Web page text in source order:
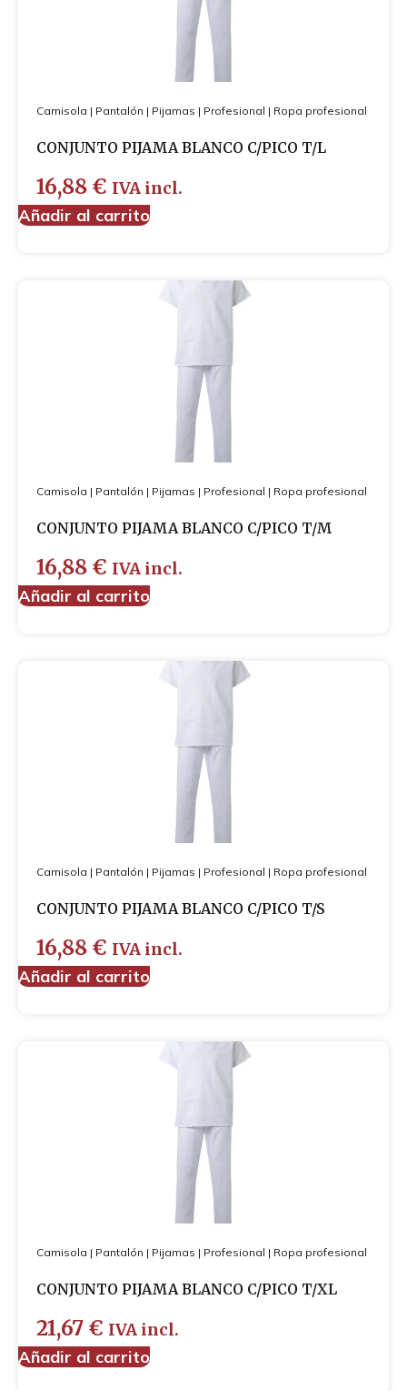
Camisola | Pantalón | Pijamas | Profesional | Ropa profesional
CONJUNTO PIJAMA BLANCO C/PICO T/L
16,88 € IVA incl.
Añadir al carrito
Camisola | Pantalón | Pijamas | Profesional | Ropa profesional
CONJUNTO PIJAMA BLANCO C/PICO T/M
16,88 € IVA incl.
Añadir al carrito
Camisola | Pantalón | Pijamas | Profesional | Ropa profesional
CONJUNTO PIJAMA BLANCO C/PICO T/S
16,88 € IVA incl.
Añadir al carrito
Camisola | Pantalón | Pijamas | Profesional | Ropa profesional
CONJUNTO PIJAMA BLANCO C/PICO T/XL
21,67 € IVA incl.
Añadir al carrito